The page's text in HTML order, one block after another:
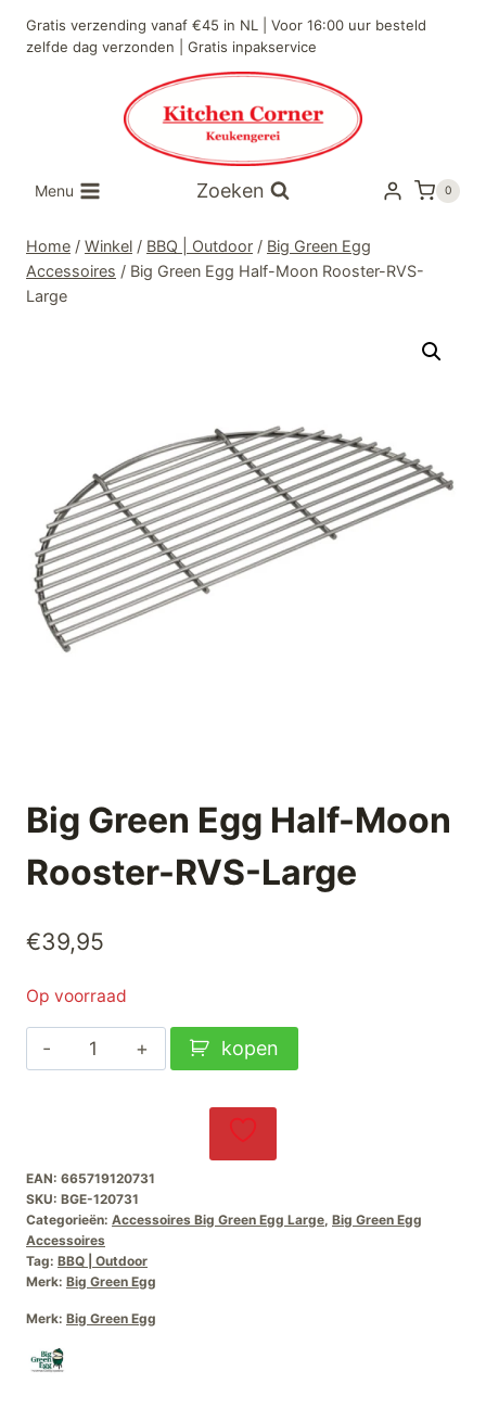
naar
Gratis verzending vanaf €45 in NL | Voor 16:00 uur besteld
zelfde dag verzonden | Gratis inpakservice
Menu Zoeken 0
Home / Winkel / BBQ | Outdoor / Big Green Egg
Accessoires / Big Green Egg Half-Moon Rooster-RVS-
Large
Big Green Egg Half-Moon
Rooster-RVS-Large
€39,95
Op voorraad
Big
Green
Rooster-
RVS-
Large
aantal
kopen
EAN: 665719120731
SKU: BGE-120731
Categorieën: Accessoires Big Green Egg Large, Big Green Egg
Accessoires
Tag: BBQ | Outdoor
Merk: Big Green Egg
Merk: Big Green Egg